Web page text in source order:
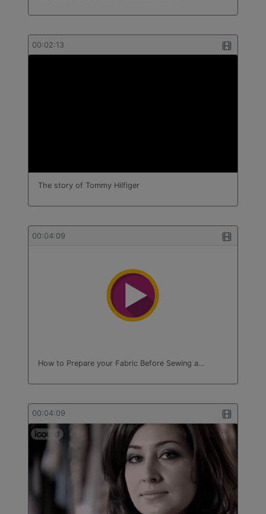
00:02:13
The story of Tommy Hilfiger
00:04:09
How to Prepare your Fabric Before Sewing a…
00:04:09